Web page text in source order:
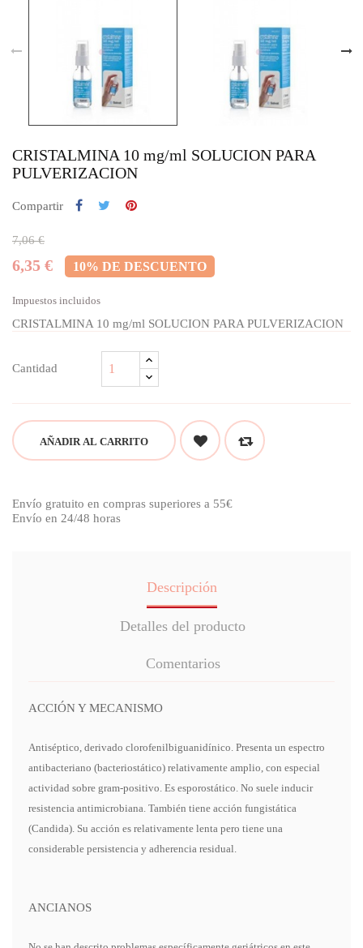
CRISTALMINA 10 mg/ml SOLUCION PARA
PULVERIZACION
Compartir
7,06 €
6,35 € 10% DE DESCUENTO
Impuestos incluidos
CRISTALMINA 10 mg/ml SOLUCION PARA PULVERIZACION
Cantidad
AÑADIR AL CARRITO
Envío gratuito en compras superiores a 55€
Envío en 24/48 horas
Descripción
Detalles del producto
Comentarios
ACCIÓN Y MECANISMO
Antiséptico, derivado clorofenilbiguanidínico. Presenta un espectro
antibacteriano (bacteriostático) relativamente amplio, con especial
actividad sobre gram-positivo. Es esporostático. No suele inducir
resistencia antimicrobiana. También tiene acción fungistática
(Candida). Su acción es relativamente lenta pero tiene una
considerable persistencia y adherencia residual.
ANCIANOS